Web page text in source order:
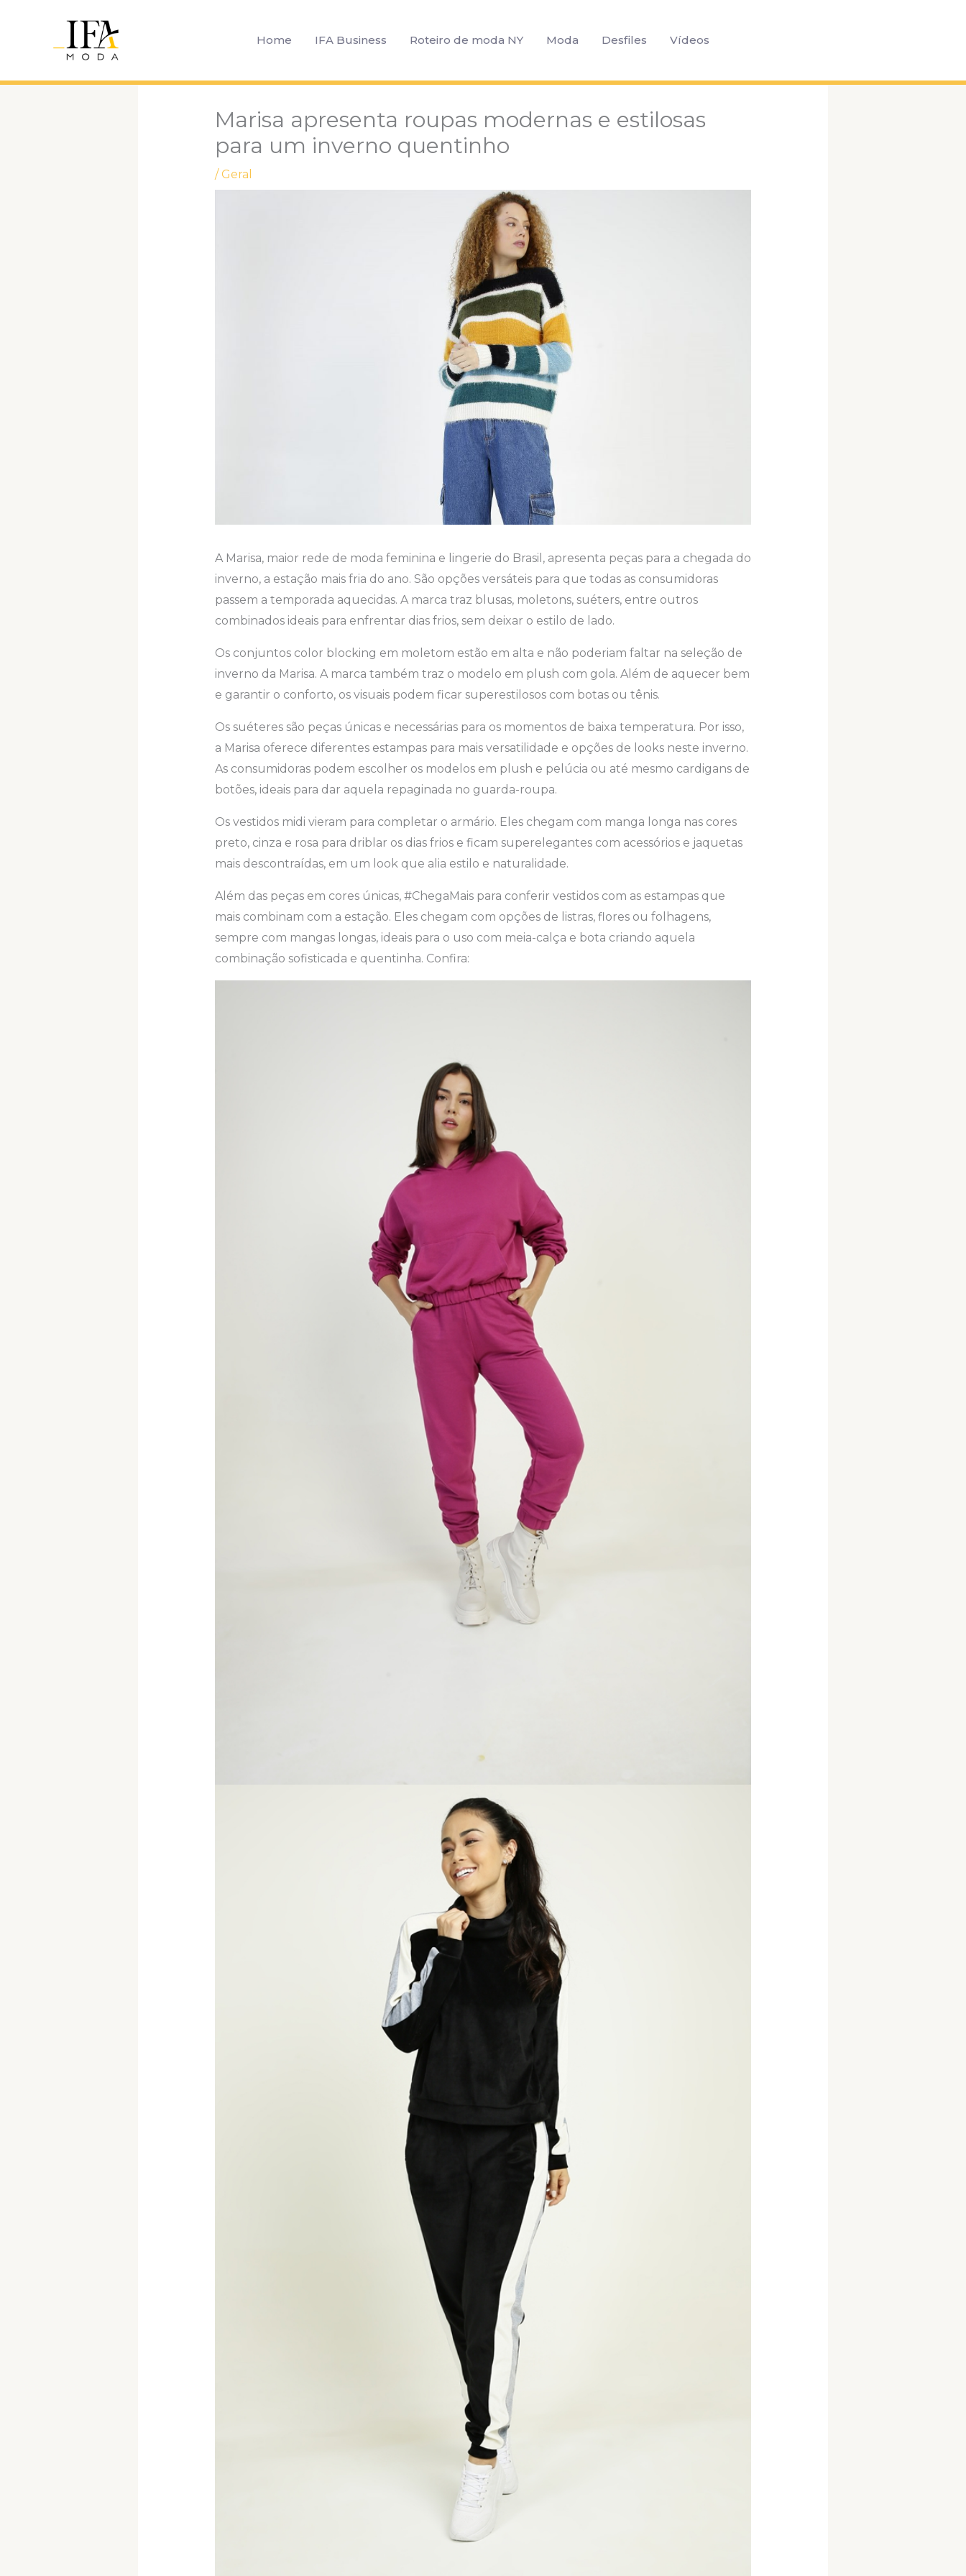
Home IFA Business Roteiro de moda NY Moda Desfiles Vídeos
Marisa apresenta roupas modernas e estilosas
para um inverno quentinho
/ Geral
A Marisa, maior rede de moda feminina e lingerie do Brasil, apresenta peças para a chegada do
inverno, a estação mais fria do ano. São opções versáteis para que todas as consumidoras
passem a temporada aquecidas. A marca traz blusas, moletons, suéters, entre outros
combinados ideais para enfrentar dias frios, sem deixar o estilo de lado.
Os conjuntos color blocking em moletom estão em alta e não poderiam faltar na seleção de
inverno da Marisa. A marca também traz o modelo em plush com gola. Além de aquecer bem
e garantir o conforto, os visuais podem ficar superestilosos com botas ou tênis.
Os suéteres são peças únicas e necessárias para os momentos de baixa temperatura. Por isso,
a Marisa oferece diferentes estampas para mais versatilidade e opções de looks neste inverno.
As consumidoras podem escolher os modelos em plush e pelúcia ou até mesmo cardigans de
botões, ideais para dar aquela repaginada no guarda-roupa.
Os vestidos midi vieram para completar o armário. Eles chegam com manga longa nas cores
preto, cinza e rosa para driblar os dias frios e ficam superelegantes com acessórios e jaquetas
mais descontraídas, em um look que alia estilo e naturalidade.
Além das peças em cores únicas, #ChegaMais para conferir vestidos com as estampas que
mais combinam com a estação. Eles chegam com opções de listras, flores ou folhagens,
sempre com mangas longas, ideais para o uso com meia-calça e bota criando aquela
combinação sofisticada e quentinha. Confira: